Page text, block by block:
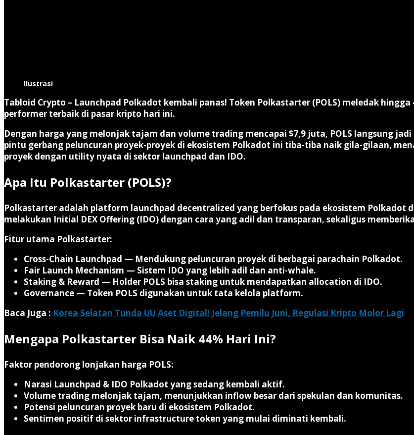
Ilustrasi
Tabloid Crypto – Launchpad Polkadot kembali panas! Token Polkastarter (POLS) meledak hingga
performer terbaik di pasar kripto hari ini.
Dengan harga yang melonjak tajam dan volume trading mencapai $7,9 juta, POLS langsung
pintu gerbang peluncuran proyek-proyek di ekosistem Polkadot ini tiba-tiba naik gila-gilaan,
proyek dengan utility nyata di sektor launchpad dan IDO.
Apa Itu Polkastarter (POLS)?
Polkastarter adalah platform launchpad decentralized yang berfokus pada ekosistem Polkadot
melakukan Initial DEX Offering (IDO) dengan cara yang adil dan transparan, sekaligus
Fitur utama Polkastarter:
Cross-Chain Launchpad — Mendukung peluncuran proyek di berbagai parachain Polkadot.
Fair Launch Mechanism — Sistem IDO yang lebih adil dan anti-whale.
Staking & Reward — Holder POLS bisa staking untuk mendapatkan allocation di IDO.
Governance — Token POLS digunakan untuk tata kelola platform.
Baca Juga : Korea Selatan Tunda UU Aset Digital! Jelang Pemilu Juni, Regulasi Kripto Molor Lagi
Mengapa Polkastarter Bisa Naik 44% Hari Ini?
Faktor pendorong lonjakan harga POLS:
Narasi Launchpad & IDO Polkadot yang sedang kembali aktif.
Volume trading melonjak tajam, menunjukkan inflow besar dari spekulan dan komunitas.
Potensi peluncuran proyek baru di ekosistem Polkadot.
Sentimen positif di sektor infrastructure token yang mulai diminati kembali.